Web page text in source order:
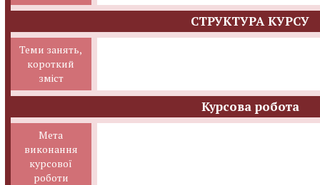
СТРУКТУРА КУРСУ
Теми занять,
короткий
зміст
Курсова робота
Мета
виконання
курсової
роботи